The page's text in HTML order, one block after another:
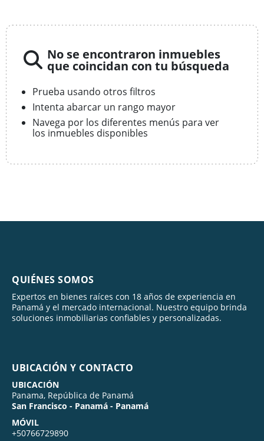
No se encontraron inmuebles
que coincidan con tu búsqueda
Prueba usando otros filtros
Intenta abarcar un rango mayor
Navega por los diferentes menús para ver
los inmuebles disponibles
QUIÉNES SOMOS
Expertos en bienes raíces con 18 años de experiencia en
Panamá y el mercado internacional. Nuestro equipo brinda
soluciones inmobiliarias confiables y personalizadas.
UBICACIÓN Y CONTACTO
UBICACIÓN
Panama, República de Panamá
San Francisco - Panamá - Panamá
MÓVIL
+50766729890